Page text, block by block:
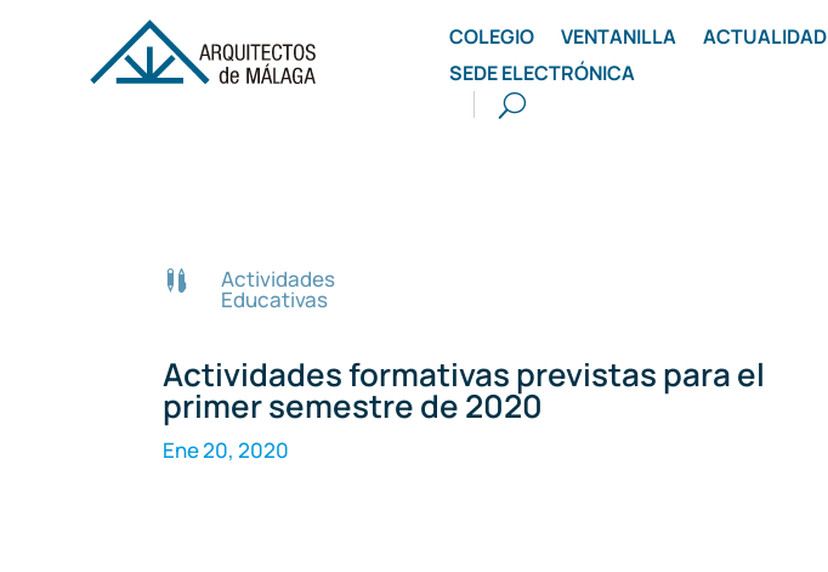
COLEGIO VENTANILLA ACTUALIDAD
SEDE ELECTRÓNICA
 Actividades
Educativas
Actividades formativas previstas para el
primer semestre de 2020
Ene 20, 2020